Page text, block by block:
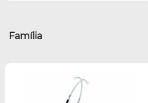
Família